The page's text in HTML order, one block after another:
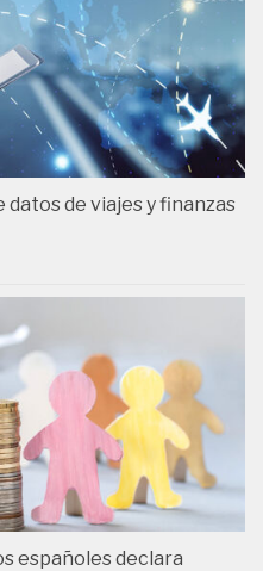
datos de viajes y finanzas
españoles declara